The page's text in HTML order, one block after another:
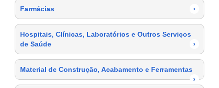
Farmácias ›
Hospitais, Clínicas, Laboratórios e Outros Serviços
de Saúde
›
Material de Construção, Acabamento e Ferramentas
›